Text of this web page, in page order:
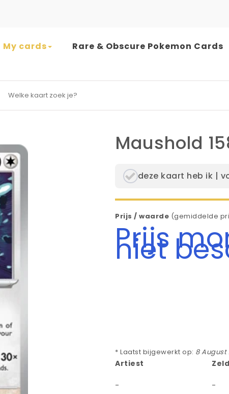
My cards Rare & Obscure Pokemon Cards
Maushold
deze kaart heb ik |
Prijs / waarde (gemiddelde
Prijs
niet
* Laatst bijgewerkt op: 8 August
Artiest
- -